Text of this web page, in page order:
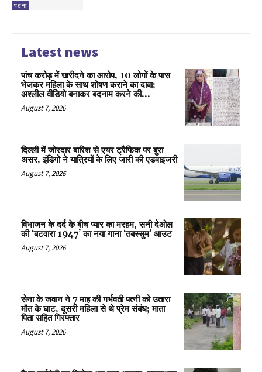
पटना
Latest news
पांच करोड़ में खरीदने का आरोप, 10 लोगों के पास
भेजकर महिला के साथ शोषण कराने का दावा;
अश्लील वीडियो बनाकर बदनाम करने की...
August 7, 2026
दिल्ली में जोरदार बारिश से एयर ट्रैफिक पर बुरा
असर, इंडिगो ने यात्रियों के लिए जारी की एडवाइजरी
August 7, 2026
विभाजन के दर्द के बीच प्यार का मरहम, सनी देओल
की ‘बटवारा 1947’ का नया गाना ‘तबस्सुम’ आउट
August 7, 2026
सेना के जवान ने 7 माह की गर्भवती पत्नी को उतारा
मौत के घाट, दूसरी महिला से थे प्रेम संबंध; माता-
पिता सहित गिरफ्तार
August 7, 2026